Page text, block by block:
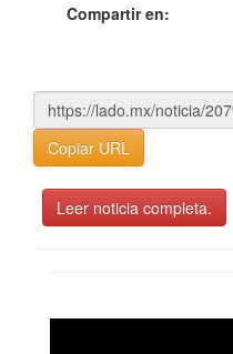
Compartir en:
Copiar URL
Leer noticia completa.